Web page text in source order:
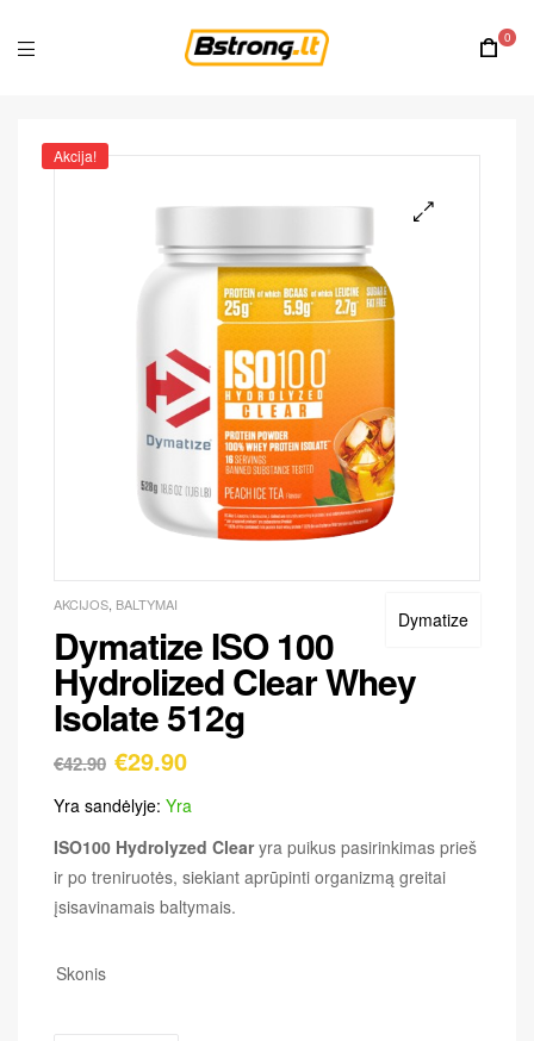
0
Akcija!
Dymatize
AKCIJOS BALTYMAI
Dymatize ISO 100
Hydrolized Clear Whey
Isolate 512g
€42.90 €29.90
Yra sandėlyje: Yra
ISO100 Hydrolyzed Clearyra puikus pasirinkimas prieš
ir po treniruotės, siekiant aprūpinti organizmą greitai
įsisavinamais baltymais.
Skonis